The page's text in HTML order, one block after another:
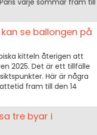
varje sommar fram till
se ballongen på
kitteln återigen att
2025. Det är ett tillfälle
Här är några
fram till den 14
tre byar i